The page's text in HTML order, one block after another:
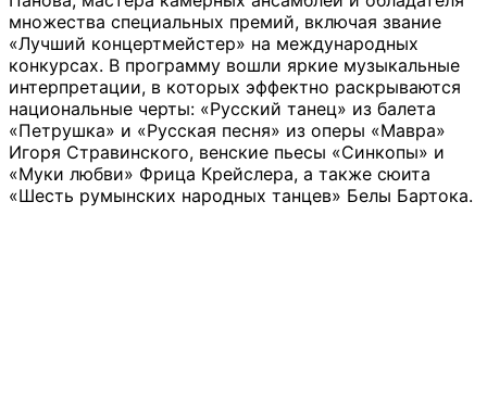
множества специальных премий, включая звание
«Лучший концертмейстер» на международных
конкурсах. В программу вошли яркие музыкальные
интерпретации, в которых эффектно раскрываются
национальные черты: «Русский танец» из балета
«Петрушка» и «Русская песня» из оперы «Мавра»
Игоря Стравинского, венские пьесы «Синкопы» и
«Муки любви» Фрица Крейслера, а также сюита
«Шесть румынских народных танцев» Белы Бартока.